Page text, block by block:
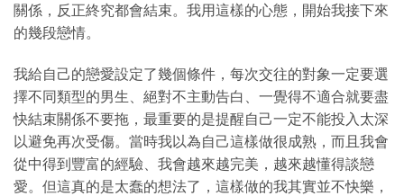
關係，反正終究都會結束。我用這樣的心態，開始我接下來
的幾段戀情。
我給自己的戀愛設定了幾個條件，每次交往的對象一定要選
擇不同類型的男生、絕對不主動告白、一覺得不適合就要盡
快結束關係不要拖，最重要的是提醒自己一定不能投入太深
以避免再次受傷。當時我以為自己這樣做很成熟，而且我會
從中得到豐富的經驗、我會越來越完美，越來越懂得談戀
愛。但這真的是太蠢的想法了，這樣做的我其實並不快樂，